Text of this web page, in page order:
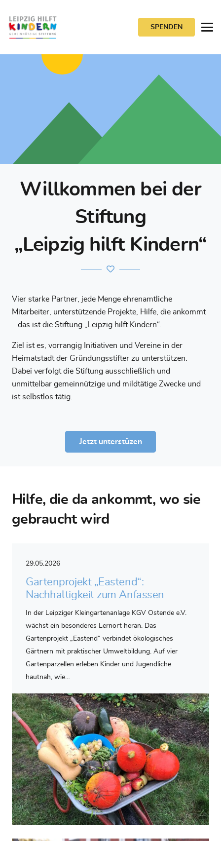
SPENDEN
Willkommen bei der
Stiftung
„Leipzig hilft Kindern“
Vier starke Partner, jede Menge ehrenamtliche
Mitarbeiter, unterstützende Projekte, Hilfe, die ankommt
– das ist die Stiftung „Leipzig hilft Kindern“.
Ziel ist es, vorrangig Initiativen und Vereine in der
Heimatstadt der Gründungsstifter zu unterstützen.
Dabei verfolgt die Stiftung ausschließlich und
unmittelbar gemeinnützige und mildtätige Zwecke und
ist selbstlos tätig.
Jetzt unterstüzen
Hilfe, die da ankommt, wo sie
gebraucht wird
29.05.2026
Gartenprojekt „Eastend“:
Nachhaltigkeit zum Anfassen
In der Leipziger Kleingartenanlage KGV Ostende e.V.
wächst ein besonderes Lernort heran. Das
Gartenprojekt „Eastend“ verbindet ökologisches
Gärtnern mit praktischer Umweltbildung. Auf vier
Gartenparzellen erleben Kinder und Jugendliche
hautnah, wie…